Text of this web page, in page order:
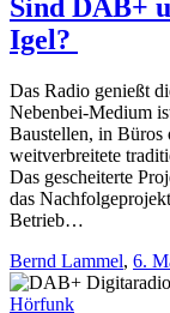
Sind DAB+
Igel?
Das Radio genießt
Nebenbei-Medium
Baustellen, in
weitverbreitete
Das gescheiterte
das
Betrieb…
Bernd Lammel, 6.
Hörfunk